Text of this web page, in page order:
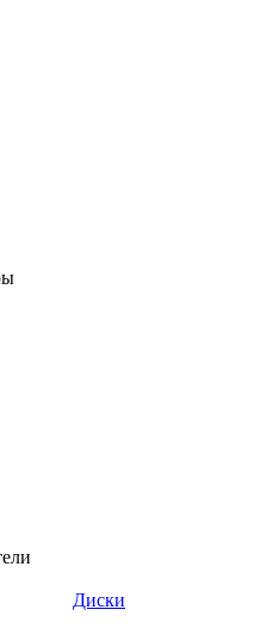
Диски